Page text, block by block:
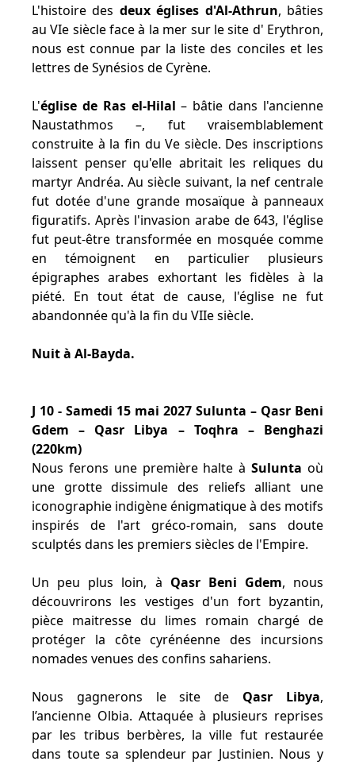
L'histoire des deux églises d'Al-Athrun, bâties
au VIe siècle face à la mer sur le site d' Erythron,
nous est connue par la liste des conciles et les
lettres de Synésios de Cyrène.
L'église de Ras el-Hilal – bâtie dans l'ancienne
Naustathmos –, fut vraisemblablement
construite à la fin du Ve siècle. Des inscriptions
laissent penser qu'elle abritait les reliques du
martyr Andréa. Au siècle suivant, la nef centrale
fut dotée d'une grande mosaïque à panneaux
figuratifs. Après l'invasion arabe de 643, l'église
fut peut-être transformée en mosquée comme
en témoignent en particulier plusieurs
épigraphes arabes exhortant les fidèles à la
piété. En tout état de cause, l'église ne fut
abandonnée qu'à la fin du VIIe siècle.
Nuit à Al-Bayda.
J 10 - Samedi 15 mai 2027 Sulunta – Qasr Beni
Gdem – Qasr Libya – Toqhra – Benghazi
(220km)
Nous ferons une première halte àSulunta où
une grotte dissimule des reliefs alliant une
iconographie indigène énigmatique à des motifs
inspirés de l'art gréco-romain, sans doute
sculptés dans les premiers siècles de l'Empire.
Un peu plus loin, à Qasr Beni Gdem, nous
découvrirons les vestiges d'un fort byzantin,
pièce maitresse du limes romain chargé de
protéger la côte cyrénéenne des incursions
nomades venues des confins sahariens.
Nous gagnerons le site de Qasr Libya,
l’ancienne Olbia. Attaquée à plusieurs reprises
par les tribus berbères, la ville fut restaurée
dans toute sa splendeur par Justinien. Nous y